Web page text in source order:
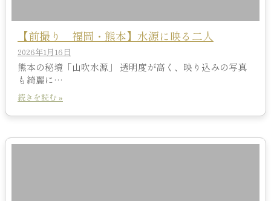
【前撮り 福岡・熊本】水源に映る二人
2026年1月16日
熊本の秘境「山吹水源」 透明度が高く、映り込みの写真
も綺麗に…
続きを読む »